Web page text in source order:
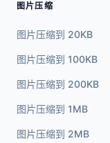
图片压缩
图片压缩到 20KB
图片压缩到 100KB
图片压缩到 200KB
图片压缩到 1MB
图片压缩到 2MB